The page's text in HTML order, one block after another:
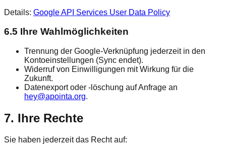
Details: Google API Services User Data Policy
6.5 Ihre Wahlmöglichkeiten
Trennung der Google-Verknüpfung jederzeit in den
Kontoeinstellungen (Sync endet).
Widerruf von Einwilligungen mit Wirkung für die
Zukunft.
Datenexport oder -löschung auf Anfrage an
hey@apointa.org.
7. Ihre Rechte
Sie haben jederzeit das Recht auf: